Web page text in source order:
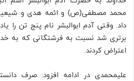
محمد مصطفی(ص) و ائمه هدی و
داد. وقتی آدم ابوالبشر نام پنج تن را
برتری شد نسبت به فرشتگانی که به
اعتراض کردند.
علیمحمدی در ادامه افزود: صرف